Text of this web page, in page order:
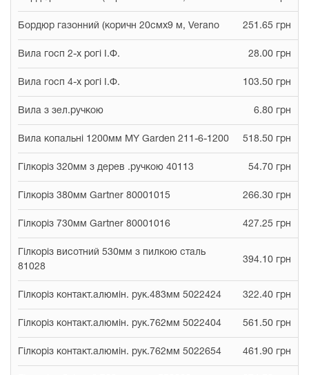
Бордюр газонний (коричн 20смx9 м, Verano 251.65 грн
Вила госп 2-х рогі І.Ф. 28.00 грн
Вила госп 4-х рогі І.Ф. 103.50 грн
Вила з зел.ручкою 6.80 грн
Вила копальні 1200мм MY Garden 211-6-1200 518.50 грн
Гілкоріз 320мм з дерев .ручкою 40113 54.70 грн
Гілкоріз 380мм Gartner 80001015 266.30 грн
Гілкоріз 730мм Gartner 80001016 427.25 грн
Гілкоріз висотний 530мм з пилкою сталь
81028
394.10 грн
Гілкоріз контакт.алюмін. рук.483мм 5022424 322.40 грн
Гілкоріз контакт.алюмін. рук.762мм 5022404 561.50 грн
Гілкоріз контакт.алюмін. рук.762мм 5022654 461.90 грн